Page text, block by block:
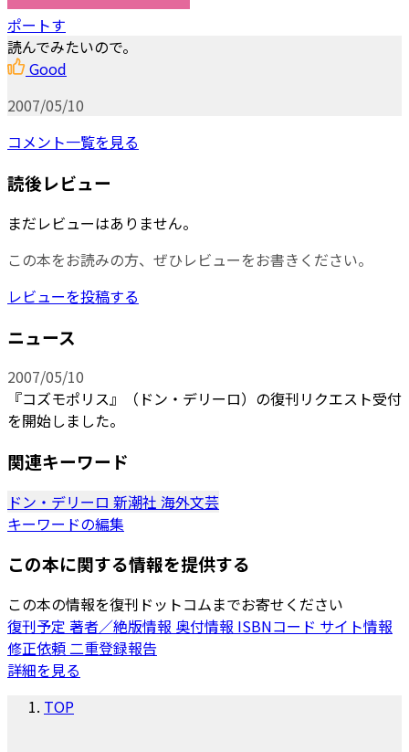
ポートす
読んでみたいので。
Good
2007/05/10
コメント一覧を見る
読後レビュー
まだレビューはありません。
この本をお読みの方、ぜひレビューをお書きください。
レビューを投稿する
ニュース
2007/05/10
『コズモポリス』（ドン・デリーロ）の復刊リクエスト受付
を開始しました。
関連キーワード
ドン・デリーロ 新潮社 海外文芸
キーワードの編集
この本に関する情報を提供する
この本の情報を復刊ドットコムまでお寄せください
復刊予定 著者／絶版情報 奥付情報 ISBNコード サイト情報
修正依頼二重登録報告
詳細を見る
TOP